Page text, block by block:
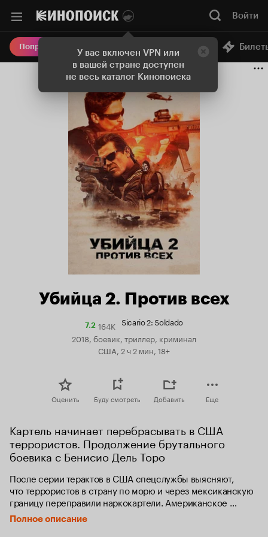
У вас включен VPN или
в вашей стране доступен
не весь каталог Кинопоиска
Войти
Попробовать Плюс Онлайн-кинотеатр
Убийца 2. Против всех
7.2Рейтинг
Кинопоиска
7.2
164K Sicario 2: Soldado
2018, боевик, триллер, криминал
США, 2 ч 2 мин, 18+
Оценить Буду смотреть Добавить Еще
Картель начинает перебрасывать в США
террористов. Продолжение брутального
боевика с Бенисио Дель Торо
После серии терактов в США спецслужбы выясняют,
что террористов в страну по морю и через мексиканскую
границу переправили наркокартели. Американское
правительство решает применить против врага
максимально жёсткие меры и прибегает к помощи
Полное описание